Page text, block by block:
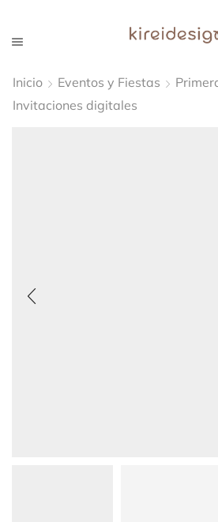
Inicio Eventos y Fiestas
Invitaciones digitales